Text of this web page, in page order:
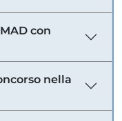
con
nella